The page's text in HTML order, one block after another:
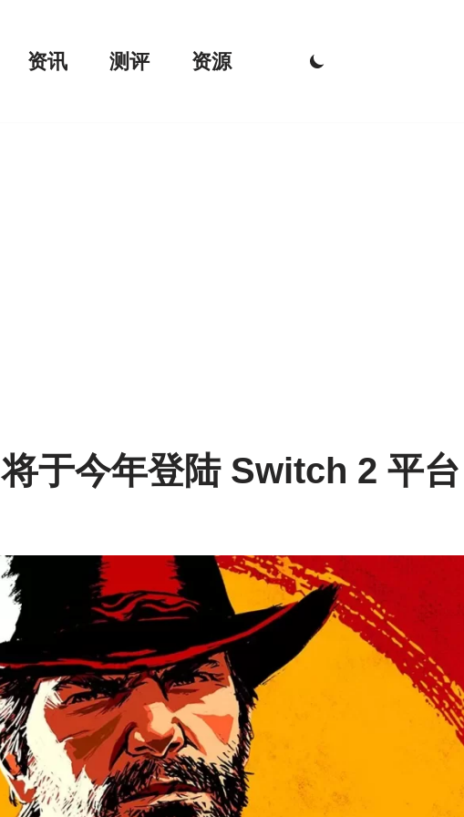
资讯 测评 资源
将于今年登陆 Switch 2 平台